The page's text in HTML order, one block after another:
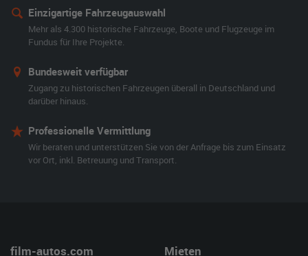
Einzigartige Fahrzeugauswahl
Mehr als 4.300 historische Fahrzeuge, Boote und Flugzeuge im
Fundus für Ihre Projekte.
Bundesweit verfügbar
Zugang zu historischen Fahrzeugen überall in Deutschland und
darüber hinaus.
Professionelle Vermittlung
Wir beraten und unterstützen Sie von der Anfrage bis zum Einsatz
vor Ort, inkl. Betreuung und Transport.
film-autos.com Mieten